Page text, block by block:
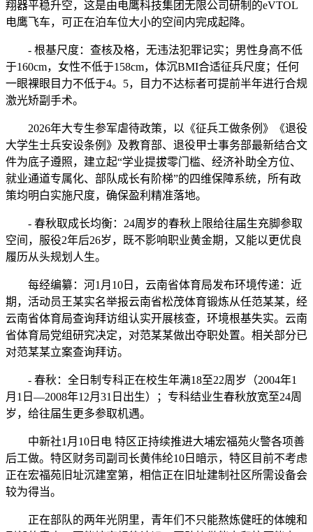
翔器平稳升空，这是由电鹰科技集团无限公司研制的eVTOL
电鹰飞车，可正在泊车位大小的空间内完成起降。
- 根基尺度：查核及格，无违法犯罪记实；男性身高不低
于160cm，女性不低于158cm，体沉BMI合适征兵尺度；任何
一眼裸眼目力不低于4。5，目力不达标者可提前半年进行合规
激光矫副手术。
2026年大专生参军虐待政策，以《征兵工做条例》《退役
大学生士兵安设条例》及教育部、退役甲士事务部最新结合文
件为底子遵照，建立起“学业提拔零门槛、经济补助全方位、
就业通道专属化、部队成长有阶梯”的四维保障系统，所有政
策均明白实施尺度，确保盈利精准落地。
- 春秋取成长均衡：24周岁的春秋上限给往届生充脚参取
空间，服役2年后26岁，既不影响职业黄金期，又能以更优良
履历从头规划人生。
每经编纂：河1月10日，云南省体育局发布环境传递：近
期，活动员王某实名举报云南省松茂体育锻炼从任范某某，经
云南省体育局查询拜访组认实开展核查，环境根基失实。云南
省体育局党组研究决定，对范某某做出夺职处置。相关部分已
对范某某立案查询拜访。
- 春秋：全日制专科正在校生年满18至22周岁（2004年1
月1日—2008年12月31日出生）；专科结业生春秋放宽至24周
岁，给往届生更多参取机遇。
中新社1月10日电 特区正持续推进大埔宏福苑火警各项善
后工做。特区财务司副司长黄伟纶10日暗示，特区目前不考虑
正在宏福苑旧址沉建室第，相信正在旧址建制社区所需设备会
较为得当。
正在部队的两年光阴里，青年们不只能熬炼健旺的体魄和